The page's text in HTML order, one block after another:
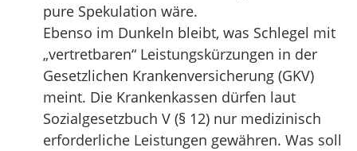
pure Spekulation wäre.
Ebenso im Dunkeln bleibt, was Schlegel mit
„vertretbaren“ Leistungskürzungen in der
Gesetzlichen Krankenversicherung (GKV)
meint. Die Krankenkassen dürfen laut
Sozialgesetzbuch V (§ 12) nur medizinisch
erforderliche Leistungen gewähren. Was soll